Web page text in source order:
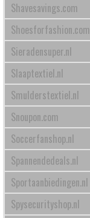
Shavesavings.com
Shoesforfashion.com
Sieradensuper.nl
Slaaptextiel.nl
Smulderstextiel.nl
Snoupon.com
Soccerfanshop.nl
Spannendedeals.nl
Sportaanbiedingen.nl
Spysecurityshop.nl